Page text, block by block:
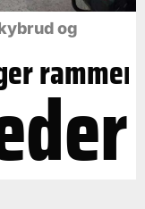
og
rammer